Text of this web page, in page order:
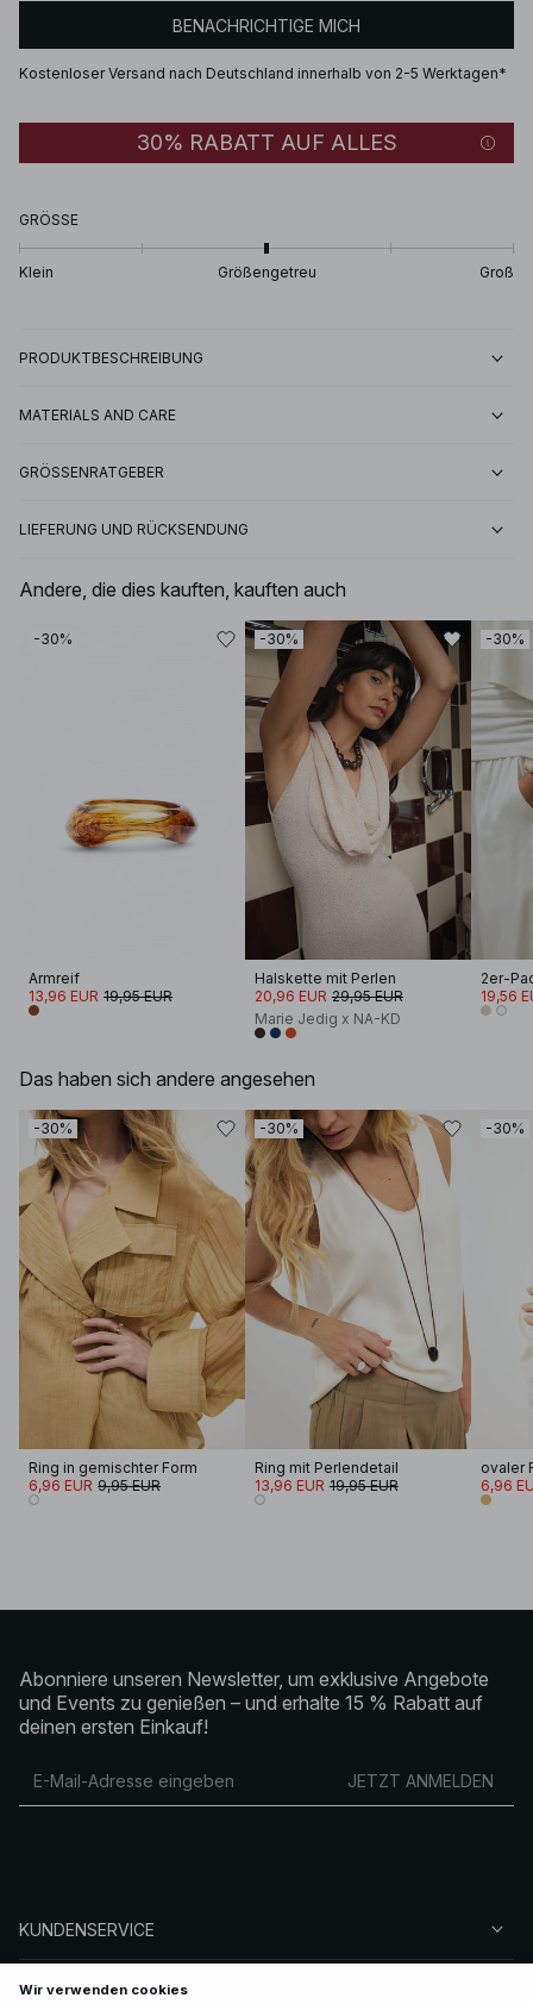
BENACHRICHTIGE MICH
Kostenloser Versand nach Deutschland innerhalb von 2-5 Werktagen*
30% RABATT AUF ALLES
GRÖSSE
Klein Größengetreu Groß
PRODUKTBESCHREIBUNG
MATERIALS AND CARE
GRÖSSENRATGEBER
LIEFERUNG UND RÜCKSENDUNG
Andere, die dies kauften, kauften auch
-30%
Armreif
13,96 EUR 19,95 EUR
-30%
Halskette mit Perlen
20,96 EUR 29,95 EUR
Marie Jedig x NA-KD
-30%
2er-
19,56
Das haben sich andere angesehen
-30%
Ring in gemischter Form
6,96 EUR 9,95 EUR
-30%
Ring mit Perlendetail
13,96 EUR 19,95 EUR
-30%
ovaler
6,96
Abonniere unseren Newsletter, um exklusive Angebote
und Events zu genießen – und erhalte 15 % Rabatt auf
deinen ersten Einkauf!
JETZT ANMELDEN
KUNDENSERVICE
ÜBER NA-KD